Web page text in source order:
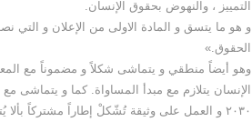
التمييز ، والنهوض بحقوق الإنسان.
و هو ما يتسق و المادة الاولى من الإعلان و التي
الحقوق.»
وهو أيضاً منطقي و يتماشى شكلاً و مضموناً مع
الإنسان يتلازم مع مبدأ المساواة. كما و يتماشى
٢٠٣٠ و العمل على وثيقة تُشّكلْ إطاراً مشتركاً